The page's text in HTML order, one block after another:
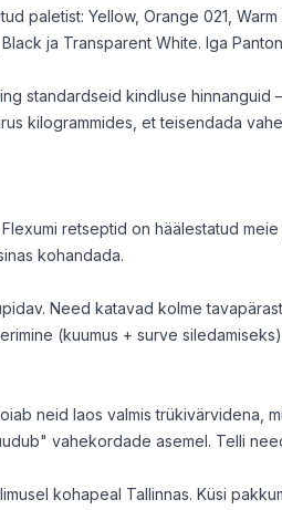
paletist: Yellow, Orange 021,
ja Transparent White. Iga
standardseid kindluse
kilogrammides, et teisendada
retseptid on häälestatud
kohandada.
Need katavad kolme
(kuumus + surve
neid laos valmis trükivärvidena,
vahekordade asemel. Telli
kohapeal Tallinnas. Küsi